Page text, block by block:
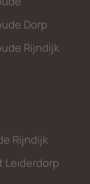
Dorp
Rijndijk
Rijndijk
Leiderdorp